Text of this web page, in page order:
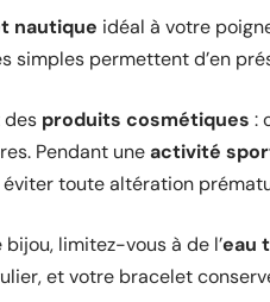
nautique idéal à votre
simples permettent d’en
des produits cosmétiques :
Pendant uneactivité
toute altération
limitez-vous à de l’eau
et votre bracelet